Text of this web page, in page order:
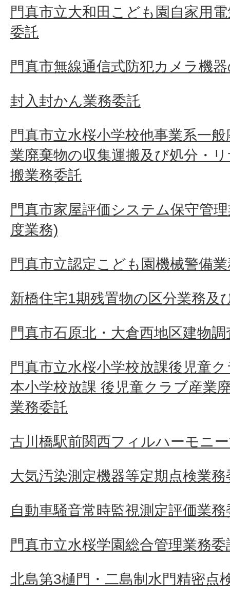
門真市立大和田こども園自家用
委託
門真市無線通信式防犯カメラ機
封入封かん業務委託
門真市立水桜小学校他事業系一
業廃棄物の収集運搬及び処分・
搬業務委託
門真市家屋評価システム保守管
度業務)
門真市立認定こども園機械警備
新橋住宅1期残置物の区分業務及
門真市石原北・大倉西地区建物
門真市立水桜小学校放課後児童
本小学校放課 後児童クラブ産業
業務委託
古川橋駅前関西フィルハーモニ
大気汚染測定機器等定期点検業務
自動車騒音常時監視測定評価業務
門真市立水桜学園総合管理業務委
北島第3樋門・二島制水門精密点